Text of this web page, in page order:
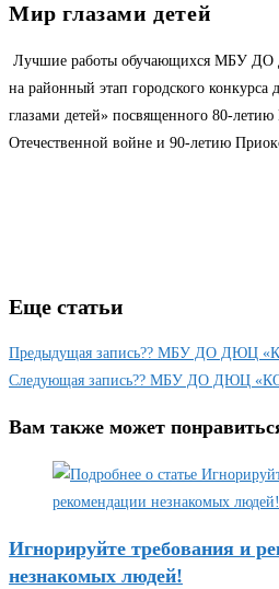
Мир глазами детей
Лучшие работы обучающихся МБУ ДО
на районный этап городского конкурса
глазами детей» посвященного 80-
Отечественной войне и 90-летию
Еще статьи
Предыдущая запись?? МБУ ДО ДЮЦ
Следующая запись?? МБУ ДО ДЮЦ
Вам также может
Игнорируйте требования и
незнакомых людей!